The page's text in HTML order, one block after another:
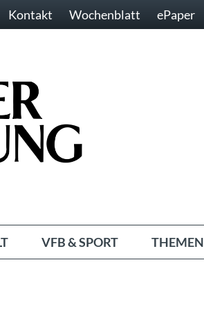
Kontakt Wochenblatt ePaper
VFB & SPORT THEMEN